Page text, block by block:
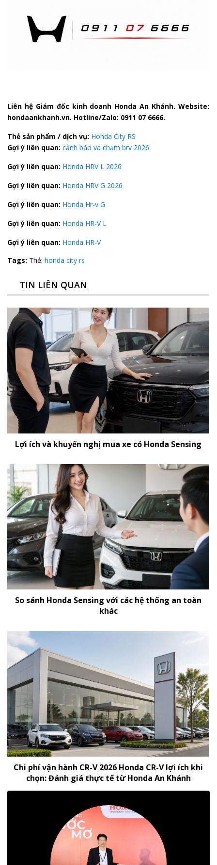
Liên hệ Giám đốc kinh doanh Honda An Khánh. Website:
hondaankhanh.vn. Hotline/Zalo: 0911 07 6666.
Thẻ sản phẩm / dịch vụ: Honda City RS
Gợi ý liên quan: cảnh báo va chạm brv 2026
Gợi ý liên quan: Honda HRV L 2026
Gợi ý liên quan: Honda HRV G 2026
Gợi ý liên quan: Honda Hr-v G
Gợi ý liên quan: Honda HR-V L
Gợi ý liên quan: Honda HR-V
Tags: Thẻ: honda city rs
TIN LIÊN QUAN
Lợi ích và khuyến nghị mua xe có Honda Sensing
So sánh Honda Sensing với các hệ thống an toàn
khác
Chi phí vận hành CR-V 2026 Honda CR-V lợi ích khi
chọn: Đánh giá thực tế từ Honda An Khánh